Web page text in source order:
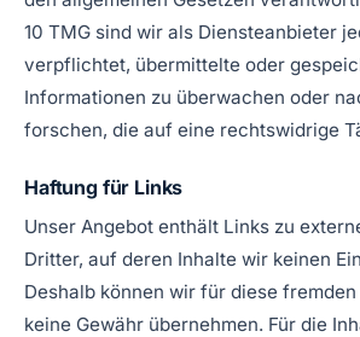
10 TMG sind wir als Diensteanbieter
verpflichtet, übermittelte oder
Informationen zu überwachen oder
forschen, die auf eine rechtswidrige
Haftung für Links
Unser Angebot enthält Links zu
Dritter, auf deren Inhalte wir keinen
Deshalb können wir für diese
keine Gewähr übernehmen. Für die